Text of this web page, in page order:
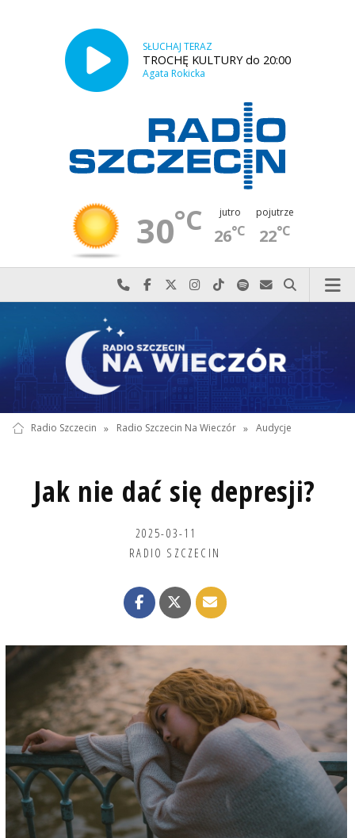
SŁUCHAJ TERAZ
TROCHĘ KULTURY do 20:00
Agata Rokicka
30°C jutro
26°C
pojutrze
22°C
Najlepiej po prostu do nas zadzwoń
Odwiedź nas na Facebook-u
Odwiedź nas na X
Odwiedź nas na Instagram-ie
Odwiedź nas na TikTok-u
Szukaj nas na Spotify
Wyślij do nas
Szukaj
Radio Szczecin » Radio Szczecin Na Wieczór » Audycje
Jak nie dać się depresji?
2025-03-11
RADIO SZCZECIN